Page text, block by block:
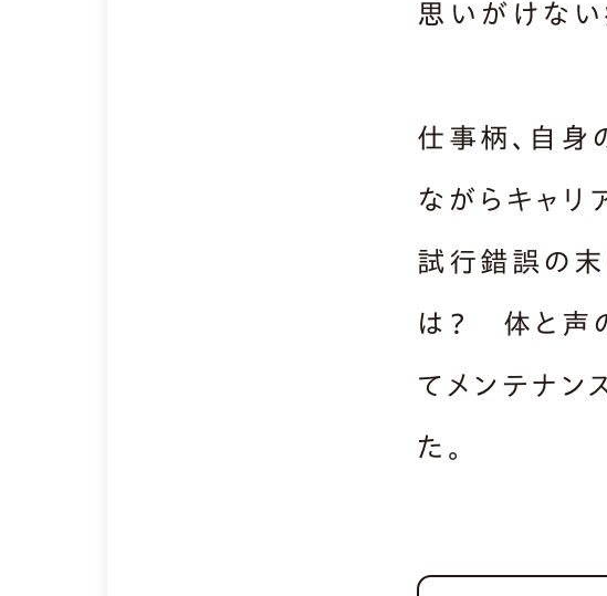
思いがけない
仕事柄、自身
ながらキャリ
試行錯誤の
は？ 体と声
てメンテナン
た。